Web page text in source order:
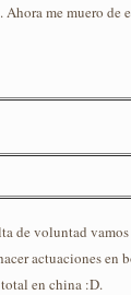
me muero de
de voluntad
actuaciones en
en china :D.